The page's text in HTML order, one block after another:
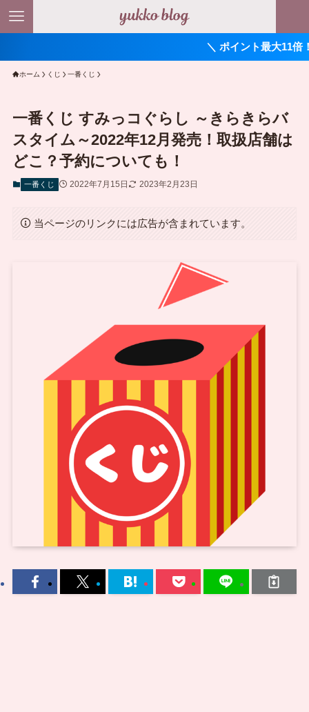
＼ ポイント最大11倍！ ／
ホーム くじ 一番くじ
一番くじ すみっコぐらし ～きらきらバ
スタイム～2022年12月発売！取扱店舗は
どこ？予約についても！
一番くじ 2022年7月15日 2023年2月23日
当ページのリンクには広告が含まれています。